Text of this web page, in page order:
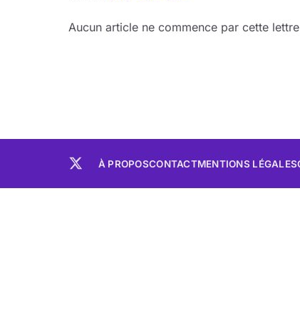
Aucun article ne commence par cette
À PROPOSCONTACTMENTIONS LÉGALES